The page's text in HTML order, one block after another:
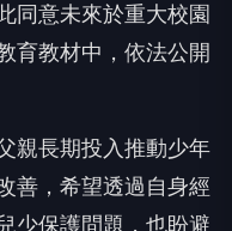
同意未來於重大校園
育教材中，依法公開
親長期投入推動少年
善，希望透過自身經
少保護問題，也盼避